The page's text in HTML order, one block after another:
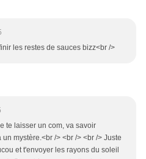
les restes de sauces bizz<br />
te laisser un com, va savoir
mystère.<br /> <br /> <br /> Juste
et t'envoyer les rayons du soleil